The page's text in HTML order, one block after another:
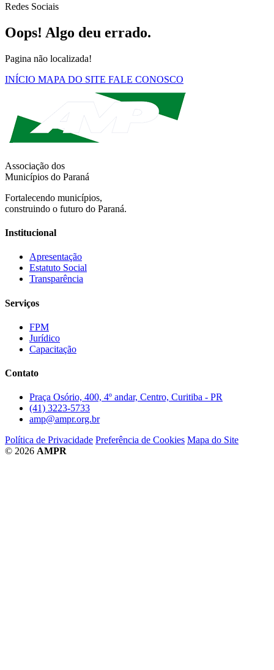
Redes Sociais
Oops! Algo deu errado.
Pagina não localizada!
INÍCIO MAPA DO SITE FALE CONOSCO
Associação dos
Municípios do Paraná
Fortalecendo municípios,
construindo o futuro do Paraná.
Institucional
Apresentação
Estatuto Social
Transparência
Serviços
FPM
Jurídico
Capacitação
Contato
Praça Osório, 400, 4º andar, Centro, Curitiba - PR
(41) 3223-5733
amp@ampr.org.br
Política de Privacidade Preferência de Cookies Mapa do Site
© 2026 AMPR